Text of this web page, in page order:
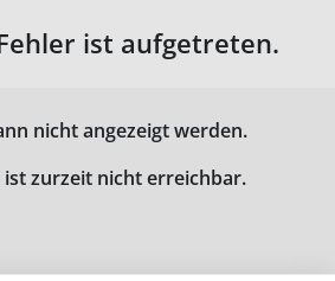
ist aufgetreten.
nicht angezeigt werden.
ist zurzeit nicht erreichbar.